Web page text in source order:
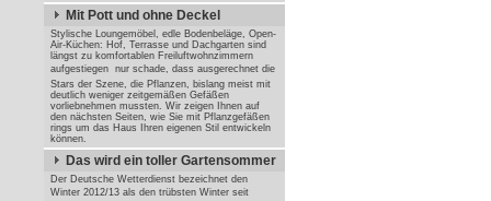
Mit Pott und ohne Deckel
Stylische Loungemöbel, edle Bodenbeläge, Open-
Air-Küchen: Hof, Terrasse und Dachgarten sind
längst zu komfortablen Freiluftwohnzimmern
aufgestiegen  nur schade, dass ausgerechnet die
Stars der Szene, die Pflanzen, bislang meist mit
deutlich weniger zeitgemäßen Gefäßen
vorliebnehmen mussten. Wir zeigen Ihnen auf
den nächsten Seiten, wie Sie mit Pflanzgefäßen
rings um das Haus Ihren eigenen Stil entwickeln
können.
Das wird ein toller Gartensommer
Der Deutsche Wetterdienst bezeichnet den
Winter 2012/13 als den trübsten Winter seit